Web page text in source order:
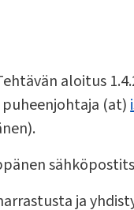
aloitus
puheenjohtaja (at)
ja